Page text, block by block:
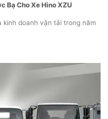
Bạ Cho Xe Hino XZU
doanh vận tải trong năm